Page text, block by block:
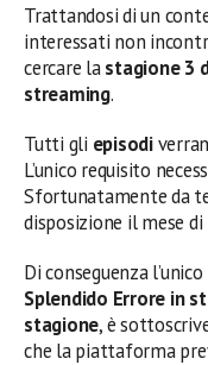
Trattandosi di un
interessati non
cercare lastagione 3
streaming.
Tutti gli episodi
L’unico requisito
Sfortunatamente da
disposizione il mese
Di conseguenza
Splendido Errore in
stagione, è
che la piattaforma